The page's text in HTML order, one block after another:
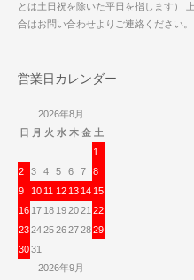
とは土日祝を除いた平日を指します）
合はお問い合わせよりご連絡ください。
営業日カレンダー
2026年8月
日 月 火 水 木 金 土
1
2
3 4 5 6 7
8
9
1011 12131415
16 17 18 19202122
23242526272829
3031
2026年9月